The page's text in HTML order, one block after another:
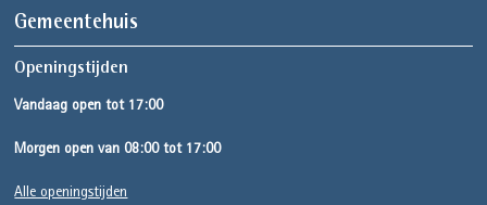
Gemeentehuis
Openingstijden
Vandaag open tot 17:00
Morgen open van 08:00 tot 17:00
Alle openingstijden